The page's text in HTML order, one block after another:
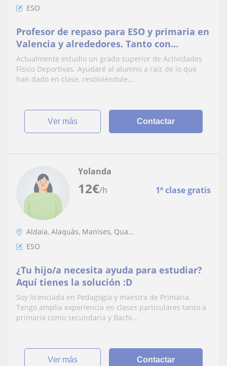
ESO
Profesor de repaso para ESO y primaria en
Valencia y alrededores. Tanto con
posibilidad de desplazarse como para
clases online. Titulado en bachillerato
Actualmente estudio un grado superior de Actividades
Físico Deportivas. Ayudaré al alumno a raíz de lo que
han dado en clase, resolviéndole...
ver más Contactar
12€/h 1ª clase gratis
Yolanda
Aldaia, Alaquàs, Manises, Qua...
ESO
¿Tu hijo/a necesita ayuda para estudiar?
Aquí tienes la solución :D
Soy licenciada en Pedagogía y maestra de Primaria.
Tengo amplia experiencia en clases particulares tanto a
primaria como secundaria y Bachi...
ver más Contactar